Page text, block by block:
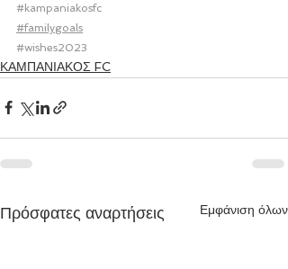
#kampaniakosfc
#familygoals
#wishes2023
ΚΑΜΠΑΝΙΑΚΟΣ FC
Πρόσφατες αναρτήσεις Εμφάνιση όλων